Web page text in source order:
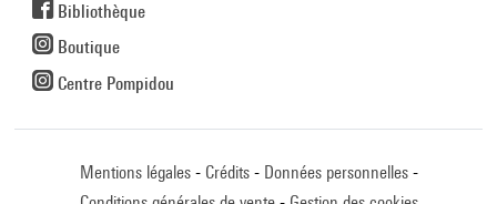
Bibliothèque
Boutique
Centre Pompidou
Mentions légales Crédits
Données personnelles